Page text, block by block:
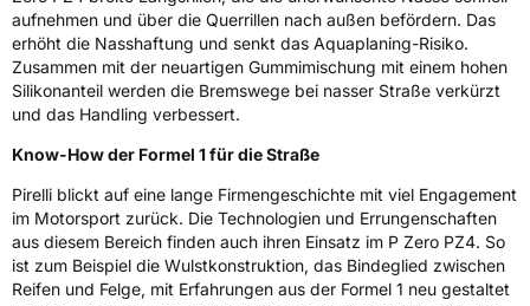
aufnehmen und über die Querrillen nach außen befördern. Das
erhöht die Nasshaftung und senkt das Aquaplaning-Risiko.
Zusammen mit der neuartigen Gummimischung mit einem hohen
Silikonanteil werden die Bremswege bei nasser Straße verkürzt
und das Handling verbessert.
Know-How der Formel 1 für die Straße
Pirelli blickt auf eine lange Firmengeschichte mit viel Engagement
im Motorsport zurück. Die Technologien und Errungenschaften
aus diesem Bereich finden auch ihren Einsatz im P Zero PZ4. So
ist zum Beispiel die Wulstkonstruktion, das Bindeglied zwischen
Reifen und Felge, mit Erfahrungen aus der Formel 1 neu gestaltet